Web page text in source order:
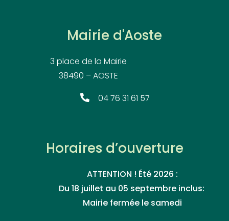
Mairie d'Aoste
3 place de la Mairie
38490 – AOSTE
04 76 31 61 57
Horaires d’ouverture
ATTENTION ! Été 2026 :
Du 18 juillet au 05 septembre inclus:
Mairie fermée le samedi